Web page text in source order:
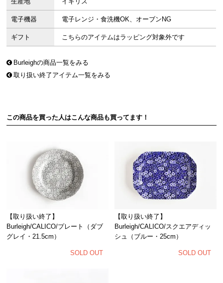
電子機器 電子レンジ・食洗機OK、オーブンNG
ギフト こちらのアイテムはラッピング対象外です
Burleighの商品一覧をみる
取り扱い終了アイテム一覧をみる
この商品を買った人はこんな商品も買ってます！
【取り扱い終了】
Burleigh/CALICO/プレート（ダブ
グレイ・21.5cm）
SOLD OUT
【取り扱い終了】
Burleigh/CALICO/スクエアディッ
シュ（ブルー・25cm）
SOLD OUT